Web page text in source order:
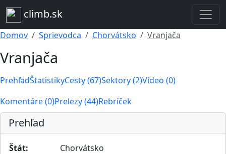
climb.sk
Domov Sprievodca Chorvátsko Vranjača
Vranjača
PrehľadŠtatistikyCesty (67)Sektory (2)Video (0)
Komentáre (0)Prelezy (44)Rebríček
Prehľad
Štát:
Chorvátsko